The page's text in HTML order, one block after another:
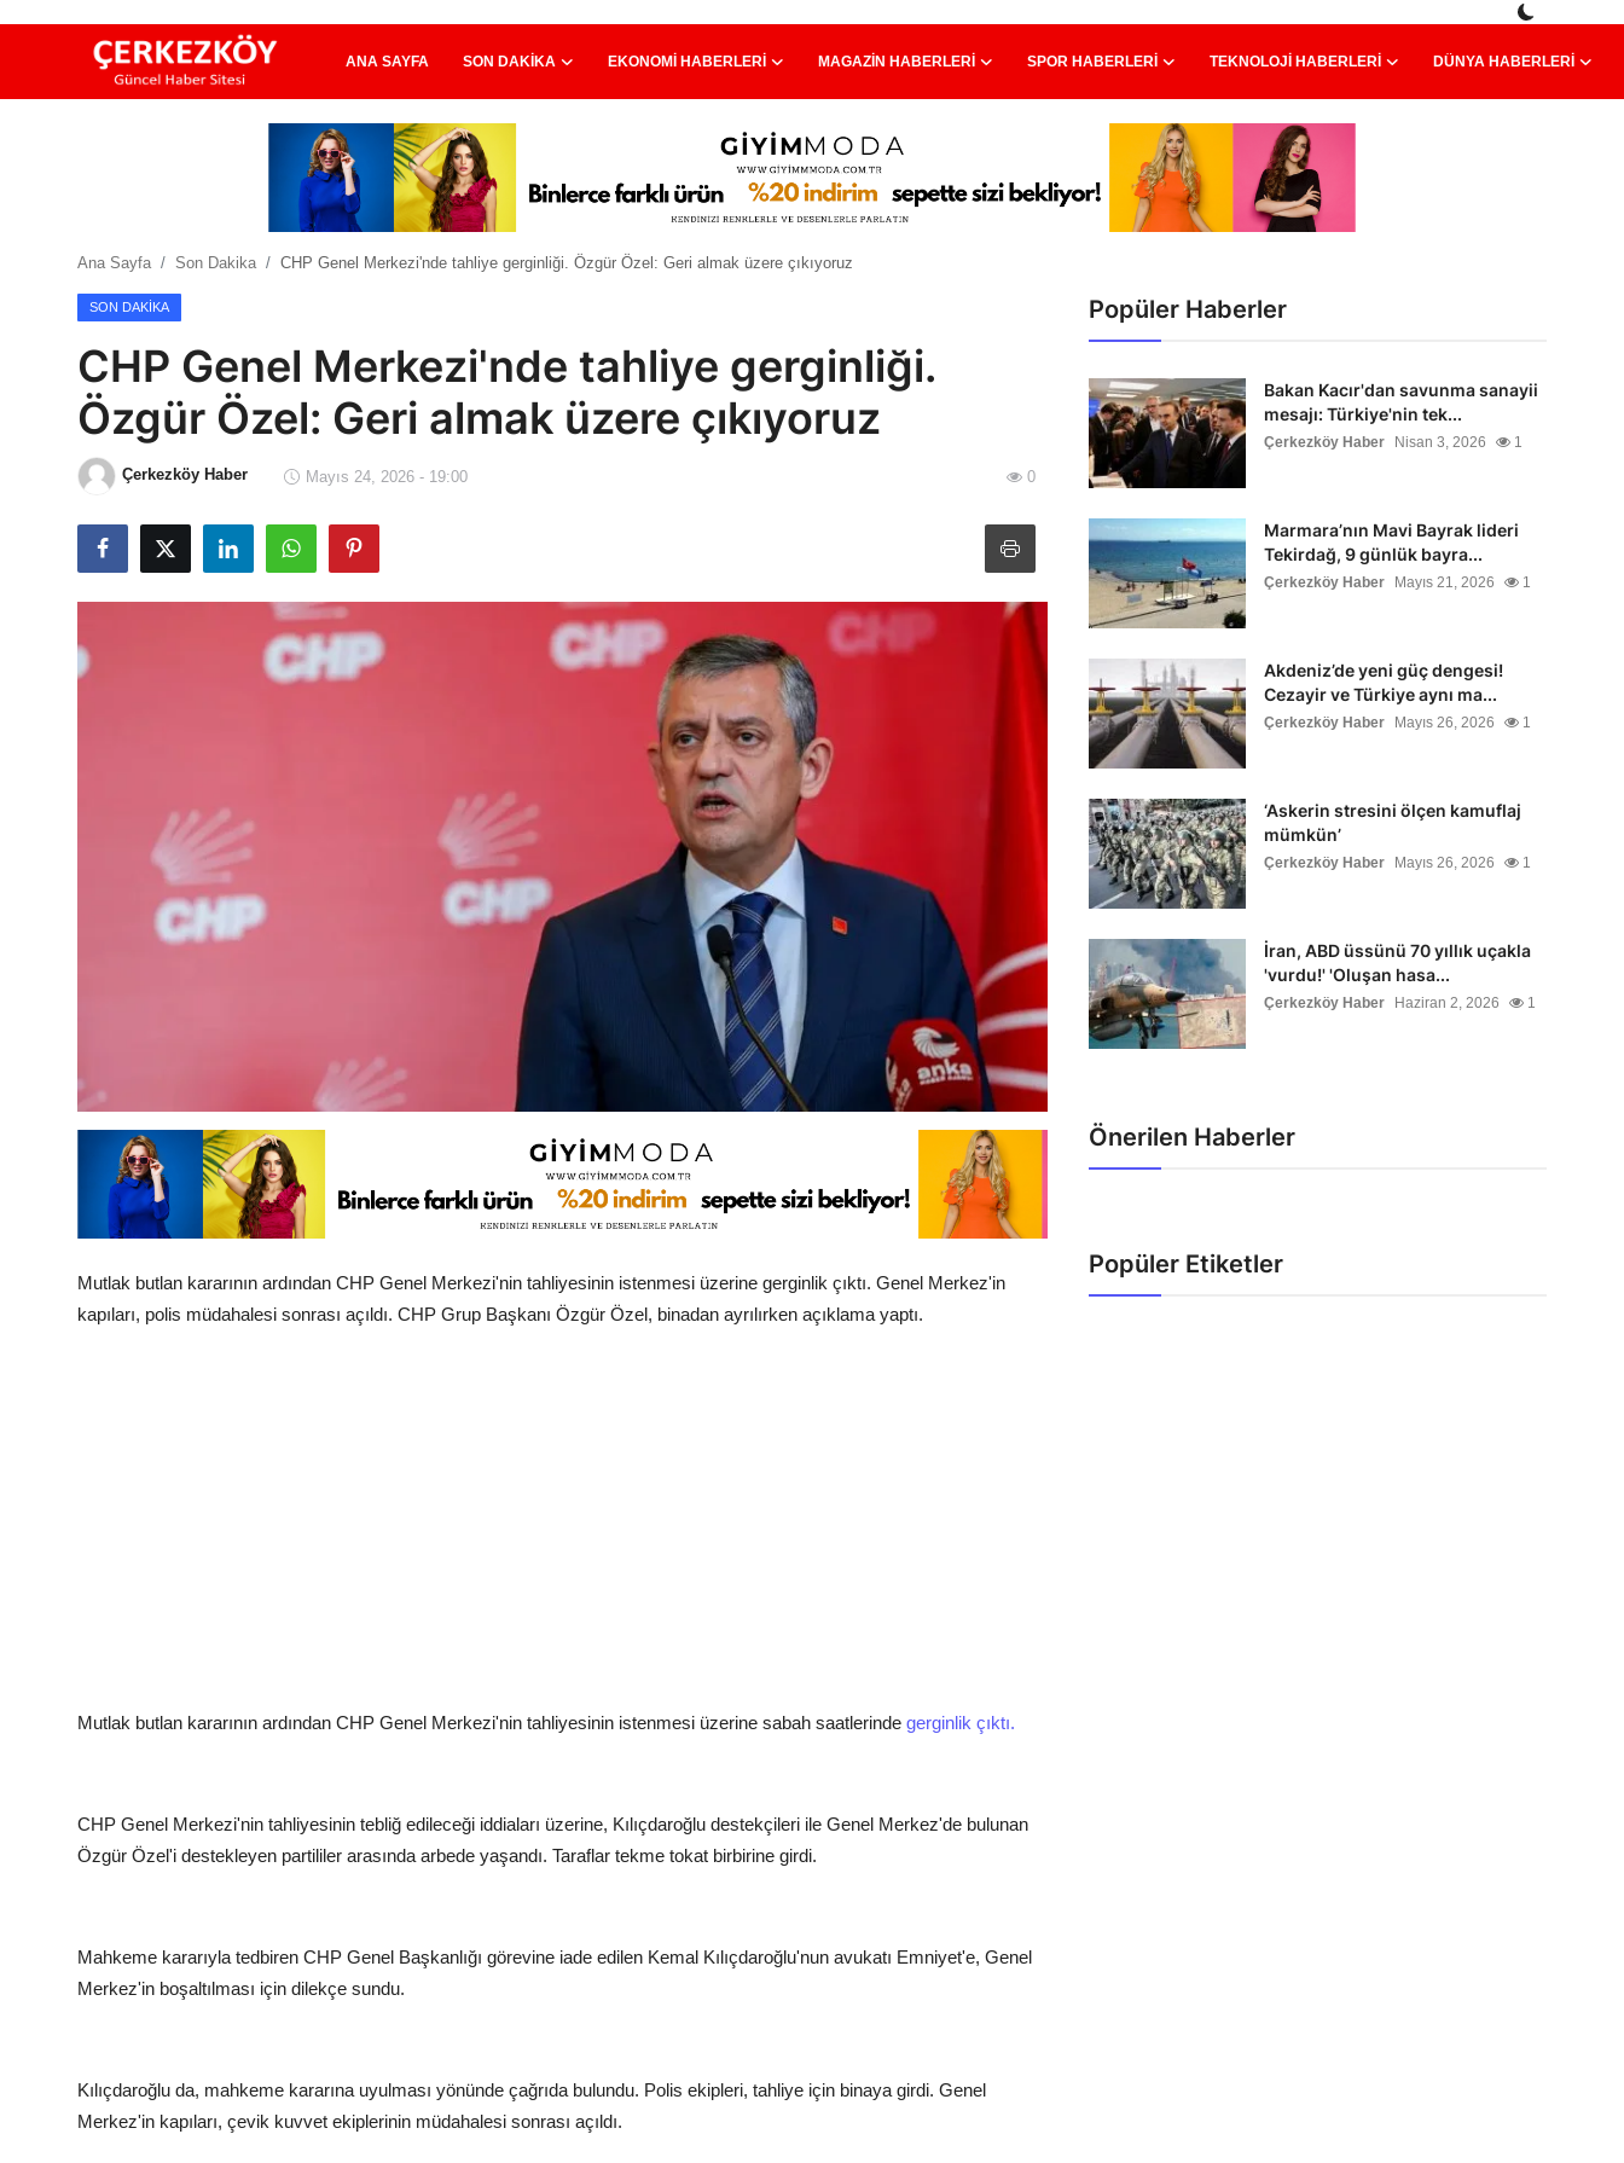
ANA SAYFA SON DAKIKA EKONOMI HABERLERI MAGAZIN HABERLERI SPOR HABERLERI TEKNOLOJI HABERLERI DÜNYA HABERLERI
Ekonomi Haberleri
Spor Haberleri
Teknoloji Haberleri
Çerkezköy
Ana Sayfa Son Dakika CHP Genel Merkezi'nde tahliye gerginliği. Özgür Özel: Geri almak üzere çıkıyoruz
SON DAKIKA
CHP Genel Merkezi'nde tahliye gerginliği.
Özgür Özel: Geri almak üzere çıkıyoruz
Çerkezköy Haber Mayıs 24, 2026 - 19:00 0
Mutlak butlan kararının ardından CHP Genel Merkezi'nin tahliyesinin istenmesi üzerine gerginlik çıktı. Genel Merkez'in
kapıları, polis müdahalesi sonrası açıldı. CHP Grup Başkanı Özgür Özel, binadan ayrılırken açıklama yaptı.
Mutlak butlan kararının ardından CHP Genel Merkezi'nin tahliyesinin istenmesi üzerine sabah saatlerinde gerginlik çıktı.
CHP Genel Merkezi'nin tahliyesinin tebliğ edileceği iddiaları üzerine, Kılıçdaroğlu destekçileri ile Genel Merkez'de bulunan
Özgür Özel'i destekleyen partililer arasında arbede yaşandı. Taraflar tekme tokat birbirine girdi.
Mahkeme kararıyla tedbiren CHP Genel Başkanlığı görevine iade edilen Kemal Kılıçdaroğlu'nun avukatı Emniyet'e, Genel
Merkez'in boşaltılması için dilekçe sundu.
Kılıçdaroğlu da, mahkeme kararına uyulması yönünde çağrıda bulundu. Polis ekipleri, tahliye için binaya girdi. Genel
Merkez'in kapıları, çevik kuvvet ekiplerinin müdahalesi sonrası açıldı.
Popüler Haberler
Bakan Kacır'dan savunma sanayii
mesajı: Türkiye'nin tek...
Çerkezköy Haber Nisan 3, 2026 1
Marmara’nın Mavi Bayrak lideri
Tekirdağ, 9 günlük bayra...
Çerkezköy Haber Mayıs 21, 2026 1
Akdeniz’de yeni güç dengesi!
Cezayir ve Türkiye aynı ma...
Çerkezköy Haber Mayıs 26, 2026 1
‘Askerin stresini ölçen kamuflaj
mümkün’
Çerkezköy Haber Mayıs 26, 2026 1
İran, ABD üssünü 70 yıllık uçakla
'vurdu!' 'Oluşan hasa...
Çerkezköy Haber Haziran 2, 2026 1
Önerilen Haberler
Popüler Etiketler